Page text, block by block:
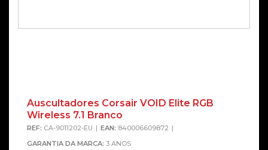
Auscultadores Corsair VOID Elite RGB
Wireless 7.1 Branco
REF: CA-9011202-EU EAN: 840006609872
GARANTIA DA MARCA: 3 ANOS